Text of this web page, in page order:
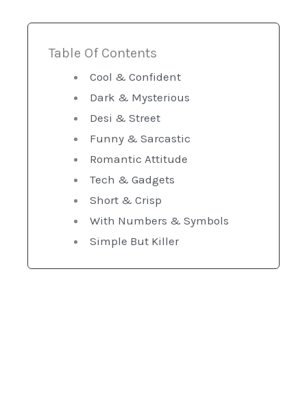
Table Of Contents
Cool & Confident
Dark & Mysterious
Desi & Street
Funny & Sarcastic
Romantic Attitude
Tech & Gadgets
Short & Crisp
With Numbers & Symbols
Simple But Killer